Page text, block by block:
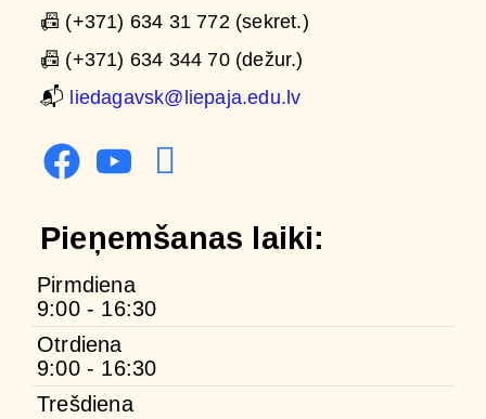
📠 (+371) 634 31 772 (sekret.)
📠 (+371) 634 344 70 (dežur.)
📬 liedagavsk@liepaja.edu.lv
Pieņemšanas laiki:
Pirmdiena
9:00 - 16:30
Otrdiena
9:00 - 16:30
Trešdiena